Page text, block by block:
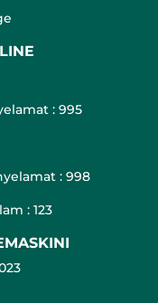
: 995
: 998
: 123